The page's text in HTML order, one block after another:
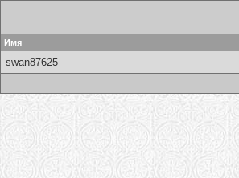
Имя
swan87625